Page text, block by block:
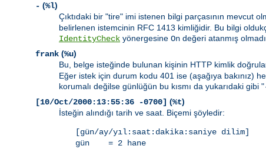
- (%l)
Çıktıdaki bir "tire" imi istenen bilgi parçasının mevcut
belirlenen istemcinin RFC 1413 kimliğidir. Bu bilgi
IdentityCheck yönergesine On değeri atanmış
frank (%u)
Bu, belge isteğinde bulunan kişinin HTTP kimlik
Eğer istek için durum kodu 401 ise (aşağıya bakınız)
korumalı değilse günlüğün bu kısmı da yukarıdaki gibi "
[10/Oct/2000:13:55:36 -0700] (%t)
İsteğin alındığı tarih ve saat. Biçemi şöyledir:
[gün/ay/yıl:saat:dakika:saniye dilim]
gün = 2 hane